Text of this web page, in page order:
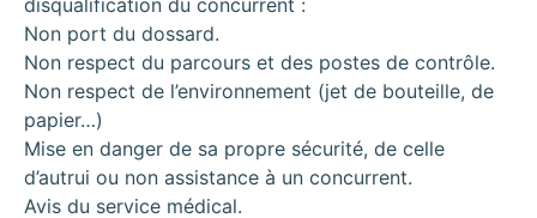
Non port du dossard.
Non respect du parcours et des postes de contrôle.
Non respect de l’environnement (jet de bouteille, de
papier…)
Mise en danger de sa propre sécurité, de celle
d’autrui ou non assistance à un concurrent.
Avis du service médical.